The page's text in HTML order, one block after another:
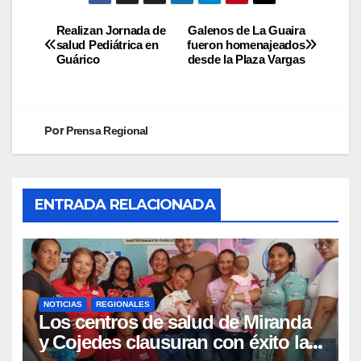
Galenos de La Guaira
fueron homenajeados
desde la Plaza Vargas
Realizan Jornada de
salud Pediátrica en
Guárico
PorPrensa Regional
ENTRADA RELACIONADA
NOTICIAS REGIONALES
Los centros de salud de Miranda
y Cojedes clausuran con éxito la